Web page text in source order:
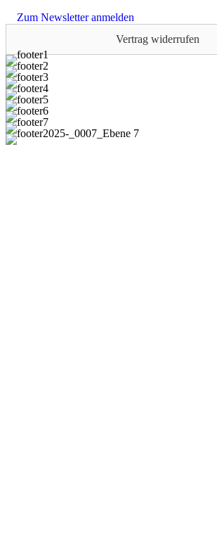
Zum Newsletter anmelden
Vertrag widerrufen